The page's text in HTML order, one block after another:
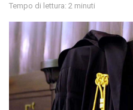
Tempo di lettura: 2 minuti